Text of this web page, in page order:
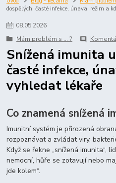
nákup
prodej budování sítě
maltodextrin
dospělých: časté infekce, únava, režim a
08.05.2026
Mám problém s ... ?
Snížená imunita
časté infekce,
vyhledat lékaře
Co znamená snížená
Imunitní systém je přirozená
rozpoznávat a zvládat viry,
Když se řekne „snížená imunita“,
nemocní, hůře se zotavují nebo
jde kolem“.